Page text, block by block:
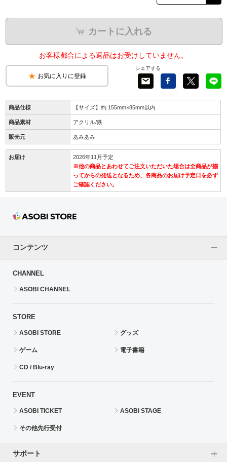
カートに入れる
お客様都合による返品はお受けしていません。
お気に入りに登録
シェアする
商品仕様 【サイズ】約 155mm×85mm以内
商品素材 アクリル/鉄
販売元 あみあみ
お届け
2026年11月予定
※他の商品とあわせてご注文いただいた場合は全商品が揃
ってからの発送となるため、各商品のお届け予定日を必ず
ご確認ください。
コンテンツ
CHANNEL
ASOBI CHANNEL
STORE
ASOBI STORE グッズ
ゲーム 電子書籍
CD / Blu-ray
EVENT
ASOBI TICKET ASOBI STAGE
その他先行受付
サポート